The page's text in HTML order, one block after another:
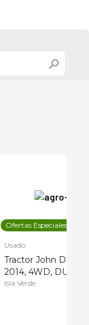
Ofertas Especiales
Usado
Tractor John Deere
2014, 4WD, DUAL
Isla Verde